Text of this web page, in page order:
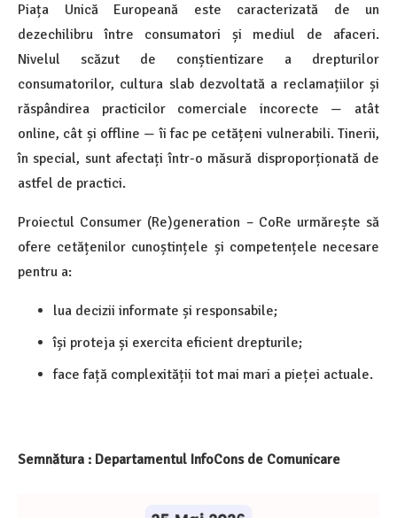
Piața Unică Europeană este caracterizată de un
dezechilibru între consumatori și mediul de afaceri.
Nivelul scăzut de conștientizare a drepturilor
consumatorilor, cultura slab dezvoltată a reclamațiilor și
răspândirea practicilor comerciale incorecte — atât
online, cât și offline — îi fac pe cetățeni vulnerabili. Tinerii,
în special, sunt afectați într-o măsură disproporționată de
astfel de practici.
Proiectul Consumer (Re)generation – CoRe urmărește să
ofere cetățenilor cunoștințele și competențele necesare
pentru a:
lua decizii informate și responsabile;
își proteja și exercita eficient drepturile;
face față complexității tot mai mari a pieței actuale.
Semnătura : Departamentul InfoCons de Comunicare